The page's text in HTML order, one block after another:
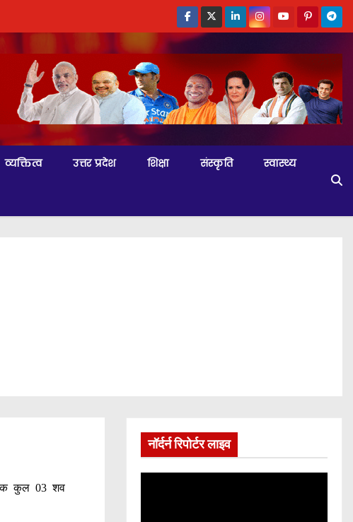
व्यक्तित्व उत्तर प्रदेश शिक्षा संस्कृति स्वास्थ्य
तक कुल 03 शव
नॉर्दर्न रिपोर्टर लाइव